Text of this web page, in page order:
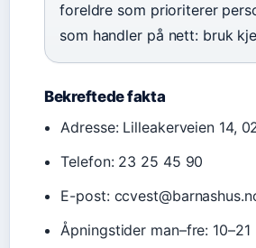
foreldre som prioriterer
som handler på nett: bruk
Bekreftede fakta
Adresse: Lilleakerveien 14,
Telefon: 23 25 45 90
E-post:
Åpningstider man–fre: 10–21